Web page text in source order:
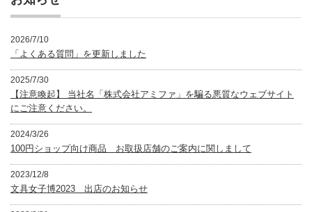
2026/7/10
「よくある質問」を更新しました
2025/7/30
【注意喚起】 当社名「株式会社アミファ」を騙る悪質なウェブサイト
にご注意ください。
2024/3/26
100円ショップ向け商品 お取扱店舗のご案内に関しまして
2023/12/8
文具女子博2023 出店のお知らせ